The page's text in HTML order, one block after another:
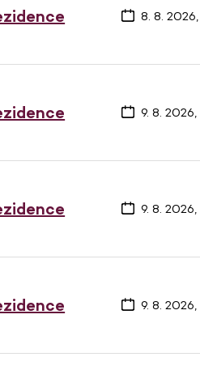
8. 8.
9. 8.
9. 8.
9. 8.